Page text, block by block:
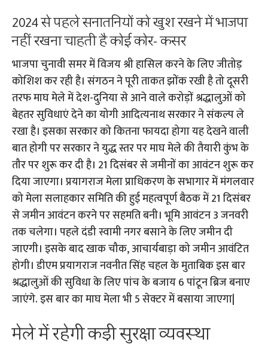
2024 से पहले सनातनियों को खुश रखने में भाजपा
नहीं रखना चाहती है कोई कोर- कसर
भाजपा चुनावी समर में विजय श्री हासिल करने के लिए जीतोड़
कोशिश कर रही है। संगठन ने पूरी ताकत झोंक रखी है तो दूसरी
तरफ माघ मेले में देश-दुनिया से आने वाले करोड़ों श्रद्धालुओं को
बेहतर सुविधाएं देने का योगी आदित्यनाथ सरकार ने संकल्प ले
रखा है। इसका सरकार को कितना फायदा होगा यह देखने वाली
बात होगी पर सरकार ने युद्ध स्तर पर माघ मेले की तैयारी कुंभ के
तौर पर शुरू कर दी है। 21 दिसंबर से जमीनों का आवंटन शुरू कर
दिया जाएगा। प्रयागराज मेला प्राधिकरण के सभागार में मंगलवार
को मेला सलाहकार समिति की हुई महत्वपूर्ण बैठक में 21 दिसंबर
से जमीन आवंटन करने पर सहमति बनी। भूमि आवंटन 3 जनवरी
तक चलेगा। पहले दंडी स्वामी नगर बसाने के लिए जमीन दी
जाएगी। इसके बाद खाक चौक, आचार्यबाड़ा को जमीन आवंटित
होगी। डीएम प्रयागराज नवनीत सिंह चहल के मुताबिक इस बार
श्रद्धालुओं की सुविधा के लिए पांच के बजाय 6 पांटून ब्रिज बनाए
जाएंगे. इस बार का माघ मेला भी 5 सेक्टर में बसाया जाएगा|
मेले में रहेगी कड़ी सुरक्षा व्यवस्था